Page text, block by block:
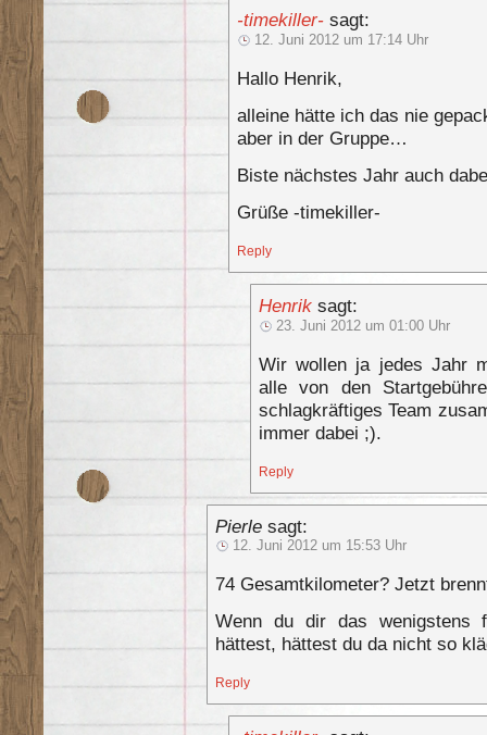
-timekiller- sagt:
12. Juni 2012 um 17:14 Uhr
Hallo Henrik,
alleine hätte ich das nie
aber in der Gruppe…
Biste nächstes Jahr auch
Grüße -timekiller-
Reply
Henrik sagt:
23. Juni 2012 um 01:00 Uhr
Wir wollen ja jedes Jahr
alle von den
schlagkräftiges Team
immer dabei ;).
Reply
Pierle sagt:
12. Juni 2012 um 15:53 Uhr
74 Gesamtkilometer? Jetzt
Wenn du dir das wenigstens
hättest, hättest du da nicht so
Reply